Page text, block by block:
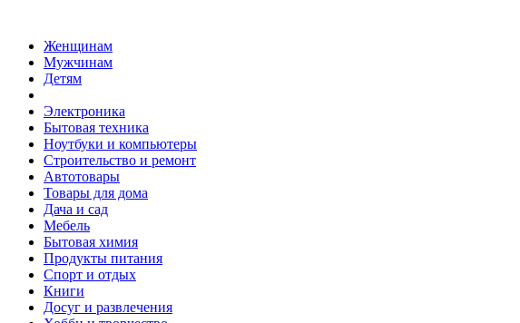
Женщинам
Мужчинам
Детям
Электроника
Бытовая техника
Ноутбуки и компьютеры
Строительство и ремонт
Автотовары
Товары для дома
Дача и сад
Мебель
Бытовая химия
Продукты питания
Спорт и отдых
Книги
Досуг и развлечения